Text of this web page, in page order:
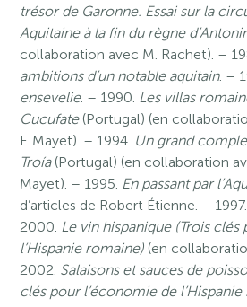
trésor de Garonne. Essai sur la
Aquitaine à la fin du règne
collaboration avec M. Rachet). –
ambitions d’un notable aquitain. –
ensevelie. – 1990. Les villas
Cucufate(Portugal) (en
F. Mayet). – 1994. Un grand
Troía(Portugal) (en collaboration
Mayet). – 1995. En passant par
d’articles de Robert Étienne. – 1997.
2000. Le vin hispanique (Trois
l’Hispanie romaine) (en
2002. Salaisons et sauces de
clés pour l’économie de